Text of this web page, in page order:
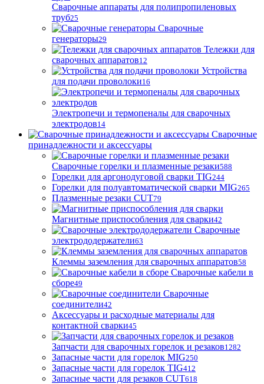
Сварочные аппараты для полипропиленовых
труб25
Сварочные
генераторы29
Тележки для
сварочных аппаратов12
Устройства
для подачи проволоки16
Электропечи и термопеналы для сварочных
электродов14
Сварочные
принадлежности и аксессуары
Сварочные горелки и плазменные резаки588
Горелки для аргонодуговой сварки TIG244
Горелки для полуавтоматической сварки MIG265
Плазменные резаки CUT79
Магнитные приспособления для сварки42
Сварочные
электрододержатели63
Клеммы заземления для сварочных аппаратов58
Сварочные кабели в
сборе49
Сварочные
соединители42
Аксессуары и расходные материалы для
контактной сварки45
Запчасти для сварочных горелок и резаков1282
Запасные части для горелок MIG250
Запасные части для горелок TIG412
Запасные части для резаков CUT618